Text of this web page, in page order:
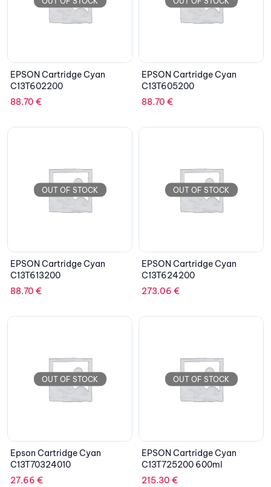
EPSON Cartridge Cyan
C13T602200
88.70 €
EPSON Cartridge Cyan
C13T605200
88.70 €
OUT OF STOCK
EPSON Cartridge Cyan
C13T613200
88.70 €
OUT OF STOCK
EPSON Cartridge Cyan
C13T624200
273.06 €
OUT OF STOCK
Epson Cartridge Cyan
C13T70324010
27.66 €
OUT OF STOCK
EPSON Cartridge Cyan
C13T725200 600ml
215.30 €